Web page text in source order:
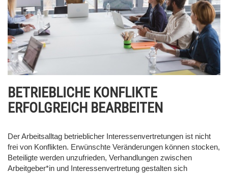
BETRIEBLICHE KONFLIKTE
ERFOLGREICH BEARBEITEN
Der Arbeitsalltag betrieblicher Interessenvertretungen ist nicht
frei von Konflikten. Erwünschte Veränderungen können stocken,
Beteiligte werden unzufrieden, Verhandlungen zwischen
Arbeitgeber*in und Interessenvertretung gestalten sich